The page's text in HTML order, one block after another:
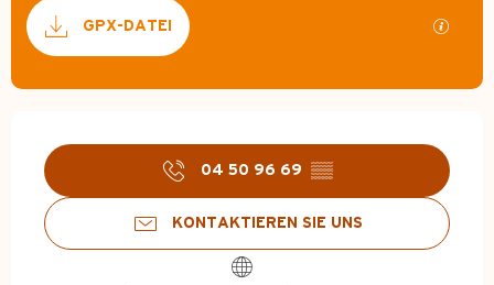
Dokumentation
GPX-DATEI Mit
Öffnungszeiten &
04 50 96 69 ▒▒
KONTAKTIEREN SIE UNS